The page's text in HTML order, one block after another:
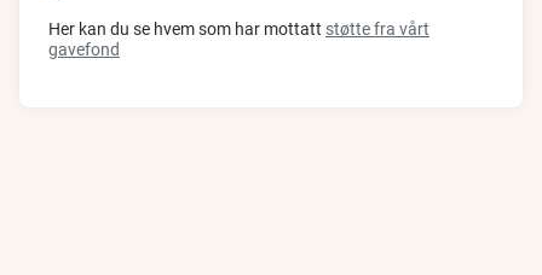
Her kan du se hvem som har mottatt støtte fra vårt
gavefond